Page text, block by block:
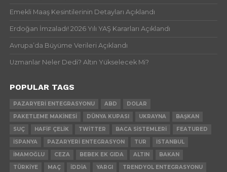
Emekli Maaş Kesintilerinin Detayları Açıklandı
Erdoğan İmzaladı! 2026 Yılı YAŞ Kararları Açıklandı
Avrupa’da Büyüme Verileri Açıklandı
Uzmanlar Neler Dedi? Altın Yükselecek Mi?
POPULAR TAGS
PAZARYERI ENTEGRASYONU ABD
DOLAR
PAKETLEME MAKINESI
DÜNYA KUPASI UKRAYNA
BAŞKAN
SUÇ
HAFIF ÇELIK TWITTER BACA SISTEMLERI
FEATURED
İSPANYA
PAZARYERI ENTEGRASYON TUR
İSTANBUL
İMAMOĞLU
CEZA BEBEK EK GIDA ALTIN
BAKAN
TÜRKIYE
MAÇ İDDIA YARGI TRENDYOL ENTEGRASYONU